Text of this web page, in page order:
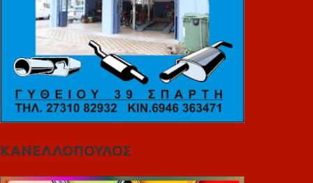
ΚΑΝΕΛΛΟΠΟΥΛΟΣ